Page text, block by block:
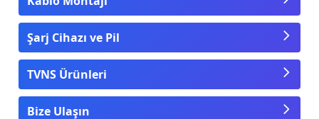
Şarj Cihazı ve Pil
TVNS Ürünleri
Bize Ulaşın